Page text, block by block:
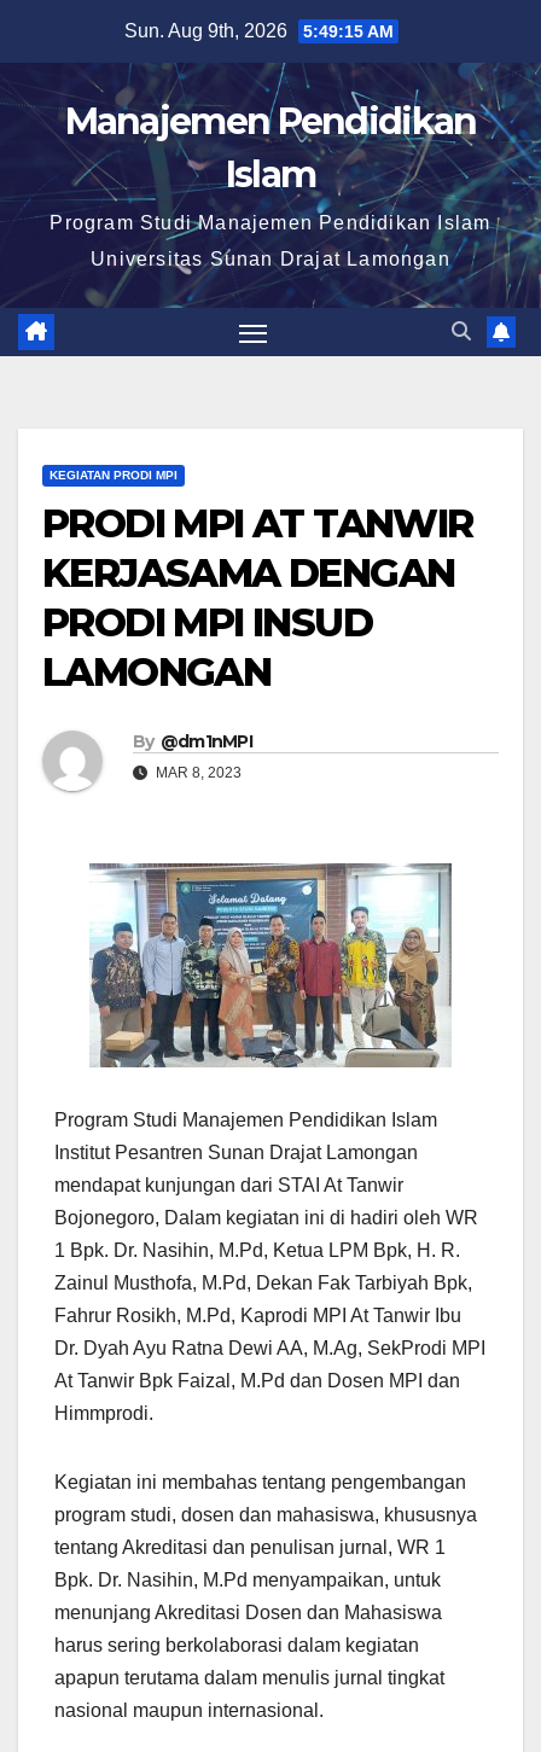
content
Sun. Aug 9th, 2026 5:49:15 AM
Manajemen Pendidikan
Islam
Program Studi Manajemen Pendidikan Islam
Universitas Sunan Drajat Lamongan
KEGIATAN PRODI MPI
PRODI MPI AT TANWIR
KERJASAMA DENGAN
PRODI MPI INSUD
LAMONGAN
By @dm1nMPI
MAR 8, 2023
Program Studi Manajemen Pendidikan Islam
Institut Pesantren Sunan Drajat Lamongan
mendapat kunjungan dari STAI At Tanwir
Bojonegoro, Dalam kegiatan ini di hadiri oleh WR
1 Bpk. Dr. Nasihin, M.Pd, Ketua LPM Bpk, H. R.
Zainul Musthofa, M.Pd, Dekan Fak Tarbiyah Bpk,
Fahrur Rosikh, M.Pd, Kaprodi MPI At Tanwir Ibu
Dr. Dyah Ayu Ratna Dewi AA, M.Ag, SekProdi MPI
At Tanwir Bpk Faizal, M.Pd dan Dosen MPI dan
Himmprodi.
Kegiatan ini membahas tentang pengembangan
program studi, dosen dan mahasiswa, khususnya
tentang Akreditasi dan penulisan jurnal, WR 1
Bpk. Dr. Nasihin, M.Pd menyampaikan, untuk
menunjang Akreditasi Dosen dan Mahasiswa
harus sering berkolaborasi dalam kegiatan
apapun terutama dalam menulis jurnal tingkat
nasional maupun internasional.